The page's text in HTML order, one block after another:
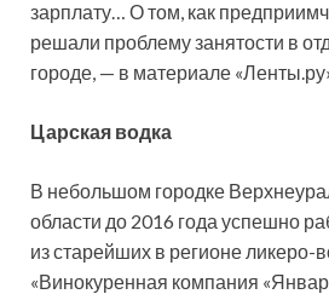
зарплату… О том, как
решали проблему занятости в
городе, — в материале
Царская водка
В небольшом городке
области до 2016 года успешно
из старейших в регионе ликеро-
«Винокуренная компания